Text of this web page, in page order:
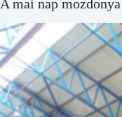
A mai nap mozdonya